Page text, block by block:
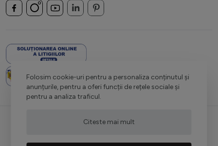
Folosim cookie-uri pentru a personaliza conținutul și
anunțurile, pentru a oferi funcții de rețele sociale și
pentru a analiza traficul.
Citeste mai mult